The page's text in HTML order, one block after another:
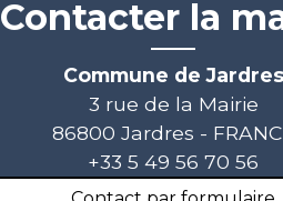
Contacter la
Commune de Jardres
3 rue de la Mairie
86800 Jardres -
+33 5 49 56 70 56